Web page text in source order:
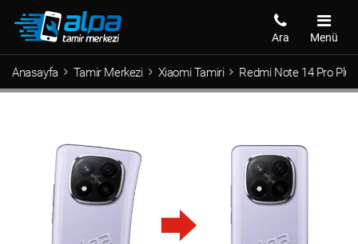
Menü
Ara
Anasayfa Tamir Merkezi Xiaomi Tamiri Redmi Note 14 Pro Plus